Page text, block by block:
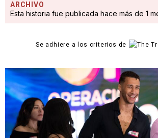
ARCHIVO
Esta historia fue publicada hace más de 1
Se adhiere a los criterios de